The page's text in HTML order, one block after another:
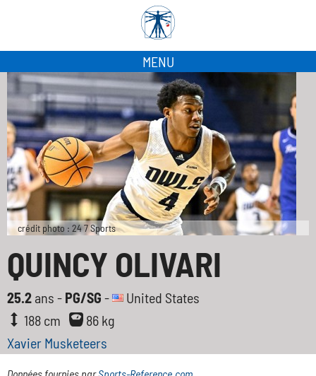
MENU
crédit photo : 24 7 Sports
QUINCY OLIVARI
25.2 ans - PG/SG -
United States
188 cm
86 kg
Xavier Musketeers